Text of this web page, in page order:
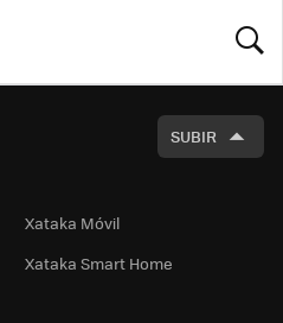
SUBIR
Xataka Móvil
Xataka Smart Home